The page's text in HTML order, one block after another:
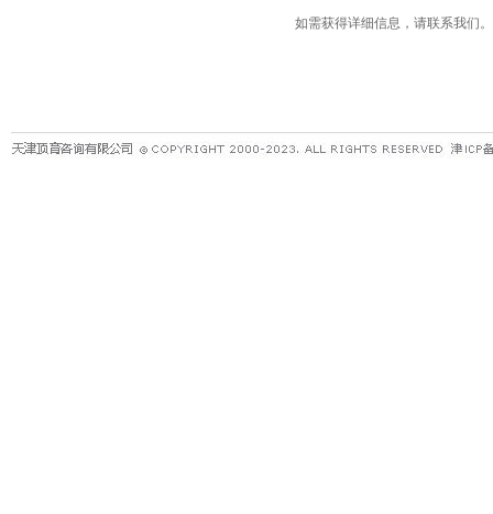
如需获得详细信息，请联系我们。